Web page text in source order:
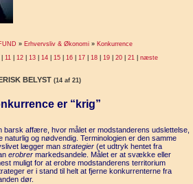
» Erhvervsliv & Økonomi » Konkurrence
11 12 13 14 15 16 17 18 19 20 21 næste
BELYST (14 af 21)
er “krig”
barsk affære, hvor målet er modstanderens udslettelse,
naturlig og nødvendig. Terminologien er den samme
lægger man strategier (et udtryk hentet fra
erobrer markedsandele. Målet er at svække eller
muligt for at erobre modstanderens territorium
er i stand til helt at fjerne konkurrenterne fra
dør.